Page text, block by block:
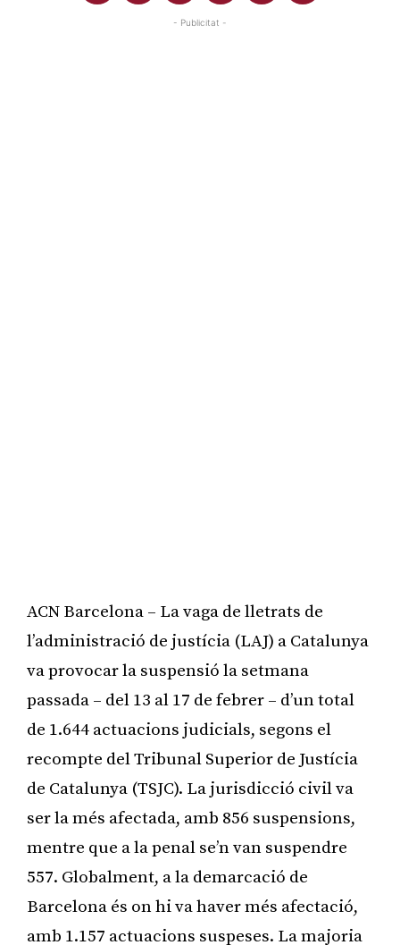
- Publicitat -
ACN Barcelona – La vaga de lletrats de
l’administració de justícia (LAJ) a Catalunya
va provocar la suspensió la setmana
passada – del 13 al 17 de febrer – d’un total
de 1.644 actuacions judicials, segons el
recompte del Tribunal Superior de Justícia
de Catalunya (TSJC). La jurisdicció civil va
ser la més afectada, amb 856 suspensions,
mentre que a la penal se’n van suspendre
557. Globalment, a la demarcació de
Barcelona és on hi va haver més afectació,
amb 1.157 actuacions suspeses. La majoria